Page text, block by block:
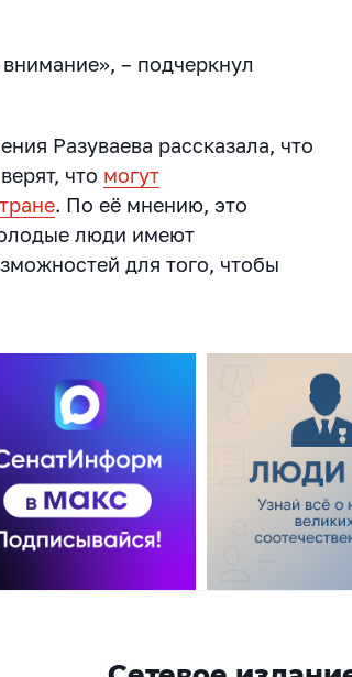
– подчеркнул
Разуваева рассказала, что
что могут
. По её мнению, это
люди имеют
для того, чтобы